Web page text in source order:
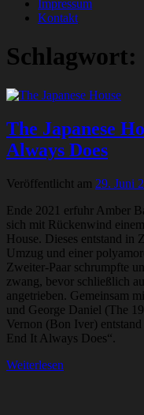
Impressum
Kontakt
Schlagwort:
The Japanese
Always Does
Veröffentlicht am 29. Juni
Ende 2021 erfuhr Amber
sich mit Rückenwind
House. Dieses entstand in
Umzug und einer
Zweiter-Paar schrumpfte
zwang, bevor schließlich
angetrieben. Gemeinsam
und George Daniel (The
Vernon (Bon Iver)
End It Always Does“.
Weiterlesen